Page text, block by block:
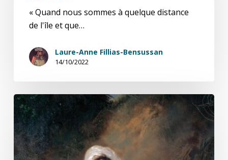
« Quand nous sommes à quelque distance
de l'île et que…
Laure-Anne Fillias-Bensussan
14/10/2022
La
généreuse
(2/4)
Ces
attachements